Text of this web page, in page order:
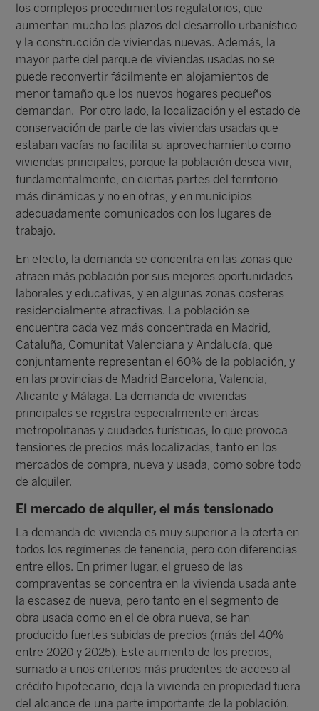
los complejos procedimientos regulatorios, que
aumentan mucho los plazos del desarrollo urbanístico
y la construcción de viviendas nuevas. Además, la
mayor parte del parque de viviendas usadas no se
puede reconvertir fácilmente en alojamientos de
menor tamaño que los nuevos hogares pequeños
demandan. Por otro lado, la localización y el estado de
conservación de parte de las viviendas usadas que
estaban vacías no facilita su aprovechamiento como
viviendas principales, porque la población desea vivir,
fundamentalmente, en ciertas partes del territorio
más dinámicas y no en otras, y en municipios
adecuadamente comunicados con los lugares de
trabajo.
En efecto, la demanda se concentra en las zonas que
atraen más población por sus mejores oportunidades
laborales y educativas, y en algunas zonas costeras
residencialmente atractivas. La población se
encuentra cada vez más concentrada en Madrid,
Cataluña, Comunitat Valenciana y Andalucía, que
conjuntamente representan el 60% de la población, y
en las provincias de Madrid Barcelona, Valencia,
Alicante y Málaga. La demanda de viviendas
principales se registra especialmente en áreas
metropolitanas y ciudades turísticas, lo que provoca
tensiones de precios más localizadas, tanto en los
mercados de compra, nueva y usada, como sobre todo
de alquiler.
El mercado de alquiler, el más tensionado
La demanda de vivienda es muy superior a la oferta en
todos los regímenes de tenencia, pero con diferencias
entre ellos. En primer lugar, el grueso de las
compraventas se concentra en la vivienda usada ante
la escasez de nueva, pero tanto en el segmento de
obra usada como en el de obra nueva, se han
producido fuertes subidas de precios (más del 40%
entre 2020 y 2025). Este aumento de los precios,
sumado a unos criterios más prudentes de acceso al
crédito hipotecario, deja la vivienda en propiedad fuera
del alcance de una parte importante de la población.